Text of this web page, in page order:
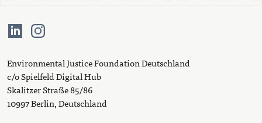
Environmental Justice Foundation Deutschland
c/o Spielfeld Digital Hub
Skalitzer Straße 85/86
10997 Berlin, Deutschland